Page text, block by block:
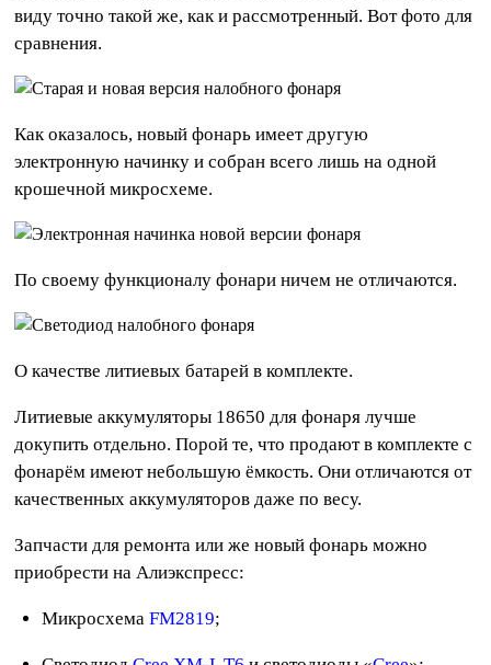
виду точно такой же, как и рассмотренный. Вот фото для
сравнения.
Как оказалось, новый фонарь имеет другую
электронную начинку и собран всего лишь на одной
крошечной микросхеме.
По своему функционалу фонари ничем не отличаются.
О качестве литиевых батарей в комплекте.
Литиевые аккумуляторы 18650 для фонаря лучше
докупить отдельно. Порой те, что продают в комплекте с
фонарём имеют небольшую ёмкость. Они отличаются от
качественных аккумуляторов даже по весу.
Запчасти для ремонта или же новый фонарь можно
приобрести на Алиэкспресс:
МикросхемаFM2819;